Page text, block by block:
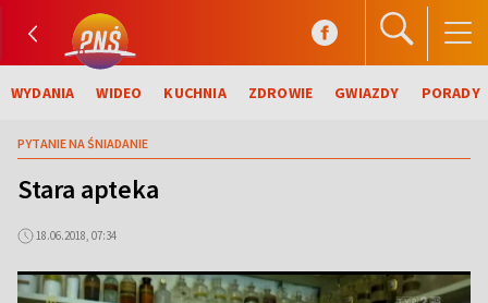
WYDANIA WIDEO KUCHNIA ZDROWIE GWIAZDY PORADY
PYTANIE NA ŚNIADANIE
Stara apteka
18.06.2018, 07:34